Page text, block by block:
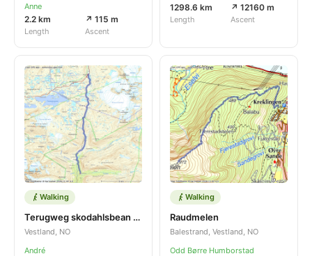
Anne
2.2 km
Length
↗ 115 m
Ascent
1298.6 km
Length
↗ 12160 m
Ascent
Walking
Terugweg skodahlsbean krossbu
Vestland, NO
André
Walking
Raudmelen
Balestrand, Vestland, NO
Odd Børre Humborstad